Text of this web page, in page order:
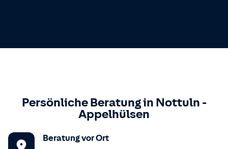
Persönliche Beratung in Nottuln -
Appelhülsen
Beratung vor Ort